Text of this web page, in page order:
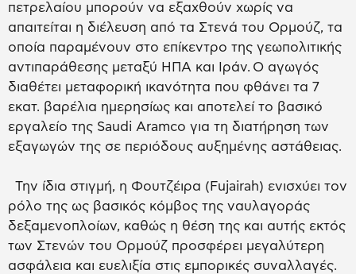
πετρελαίου μπορούν να εξαχθούν χωρίς να
απαιτείται η διέλευση από τα Στενά του Ορμούζ, τα
οποία παραμένουν στο επίκεντρο της γεωπολιτικής
αντιπαράθεσης μεταξύ ΗΠΑ και Ιράν. Ο αγωγός
διαθέτει μεταφορική ικανότητα που φθάνει τα 7
εκατ. βαρέλια ημερησίως και αποτελεί το βασικό
εργαλείο της Saudi Aramco για τη διατήρηση των
εξαγωγών της σε περιόδους αυξημένης αστάθειας.
Την ίδια στιγμή, η Φουτζέιρα (Fujairah) ενισχύει τον
ρόλο της ως βασικός κόμβος της ναυλαγοράς
δεξαμενοπλοίων, καθώς η θέση της και αυτής εκτός
των Στενών του Ορμούζ προσφέρει μεγαλύτερη
ασφάλεια και ευελιξία στις εμπορικές συναλλαγές.